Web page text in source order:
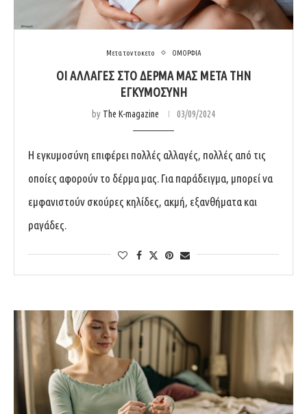
Μετα τον τοκετο ΟΜΟΡΦΙΑ
ΟΙ ΑΛΛΑΓΕΣ ΣΤΟ ΔΕΡΜΑ ΜΑΣ ΜΕΤΑ ΤΗΝ
ΕΓΚΥΜΟΣΥΝΗ
by The K-magazine 03/09/2024
Η εγκυμοσύνη επιφέρει πολλές αλλαγές, πολλές από τις
οποίες αφορούν το δέρμα μας. Για παράδειγμα, μπορεί να
εμφανιστούν σκούρες κηλίδες, ακμή, εξανθήματα και
ραγάδες.